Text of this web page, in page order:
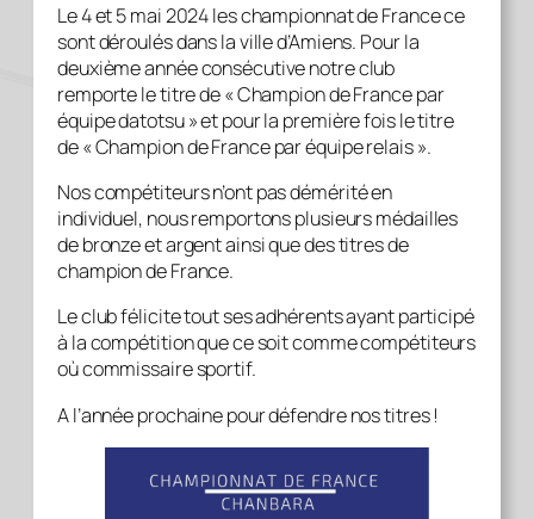
Le 4 et 5 mai 2024 les championnat de France ce
sont déroulés dans la ville d’Amiens. Pour la
deuxième année consécutive notre club
remporte le titre de « Champion de France par
équipe datotsu » et pour la première fois le titre
de « Champion de France par équipe relais ».
Nos compétiteurs n’ont pas démérité en
individuel, nous remportons plusieurs médailles
de bronze et argent ainsi que des titres de
champion de France.
Le club félicite tout ses adhérents ayant participé
à la compétition que ce soit comme compétiteurs
où commissaire sportif.
A l’année prochaine pour défendre nos titres !